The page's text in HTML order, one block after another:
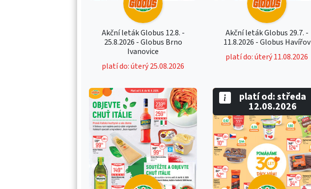
Akční leták Globus 12.8. -
25.8.2026 - Globus Brno
Ivanovice
platí do: úterý 25.08.2026
Akční leták Globus 29.7. -
11.8.2026 - Globus Havířov
platí do: úterý 11.08.2026
platí od: středa
12.08.2026